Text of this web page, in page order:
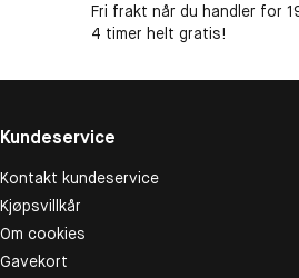
Fri frakt når du handler for
4 timer helt gratis!
Kundeservice
Kontakt kundeservice
Kjøpsvillkår
Om cookies
Gavekort